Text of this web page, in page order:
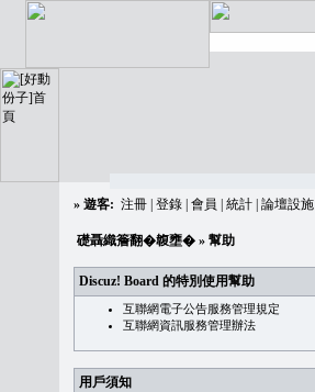
» 遊客: 注冊 登錄 會員 統計 論壇設施
礎聶織簷翻�䪖壅� » 幫助
Discuz! Board 的特別使用幫助
互聯網電子公告服務管理規定
互聯網資訊服務管理辦法
用戶須知